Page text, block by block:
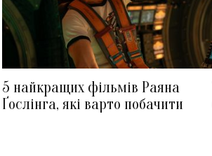
5 найкращих фільмів Раяна
Ґослінга, які варто побачити